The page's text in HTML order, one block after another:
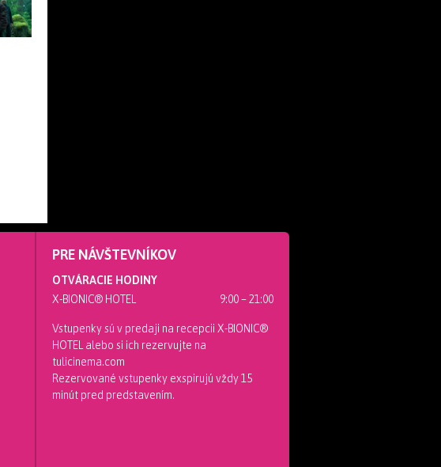
PRE NÁVŠTEVNÍKOV
OTVÁRACIE HODINY
X-BIONIC® HOTEL
9:00 – 21:00
Vstupenky sú v predaji na recepcii X-BIONIC®
HOTEL alebo si ich rezervujte na
tulicinema.com
Rezervované vstupenky exspirujú vždy 15
minút pred predstavením.